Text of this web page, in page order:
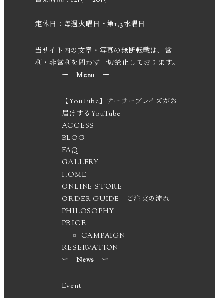
定休日：毎週火曜日・第1,3水曜日
当サイト内の文章・写真の無断転載は、営
利・非営利を問わず一切禁止しております。
ー Menu ー
【YouTube】テーラーブレイズがお
届けするYouTube
ACCESS
BLOG
FAQ
GALLERY
HOME
ONLINE STORE
ORDER GUIDE｜ご注文の流れ
PHILOSOPHY
PRICE
CAMPAIGN
RESERVATION
ー News ー
Event